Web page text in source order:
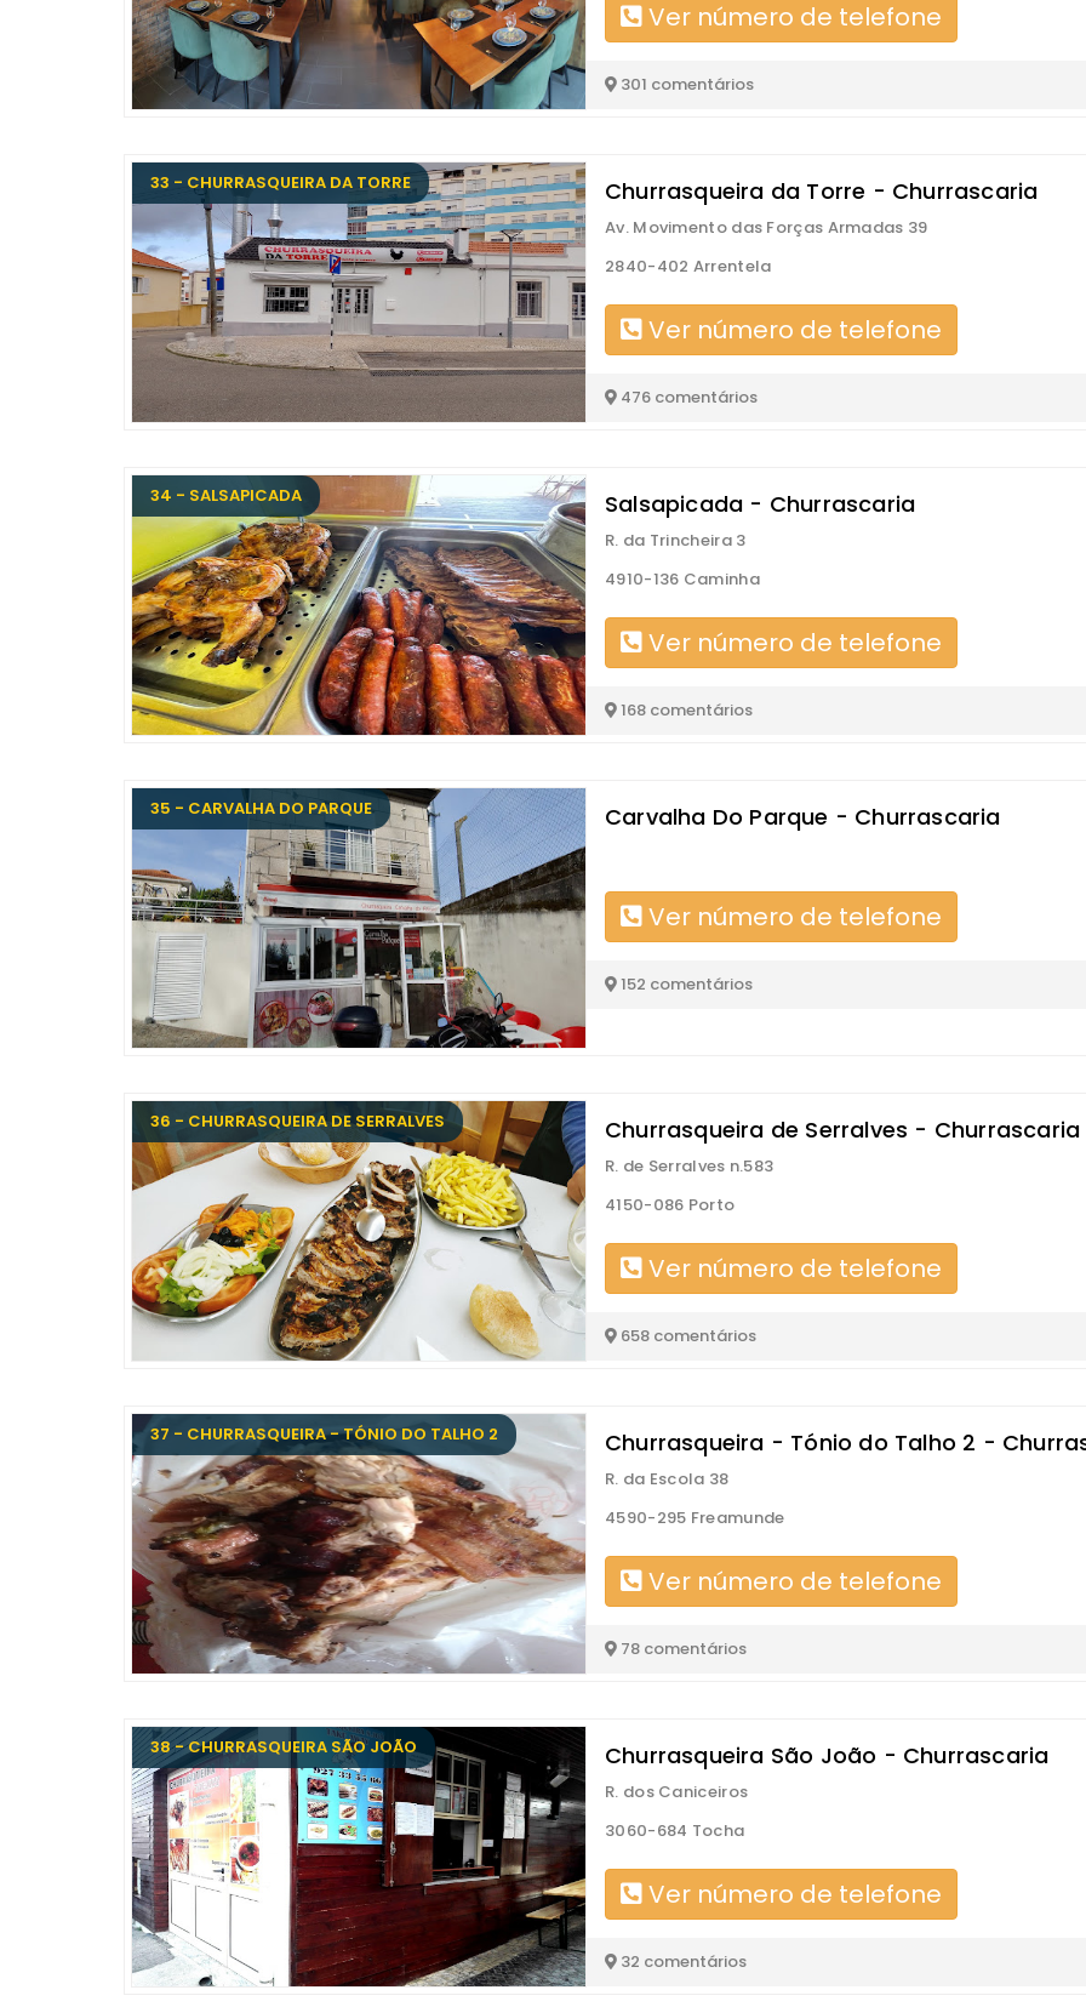
Ver número de telefone
301 comentários
33 - CHURRASQUEIRA DA TORRE Churrasqueira da Torre - Churrascaria
Av. Movimento das Forças Armadas 39
2840-402 Arrentela
Ver número de telefone
476 comentários
34 - SALSAPICADA Salsapicada - Churrascaria
R. da Trincheira 3
4910-136 Caminha
Ver número de telefone
168 comentários
35 - CARVALHA DO PARQUE Carvalha Do Parque - Churrascaria
Ver número de telefone
152 comentários
36 - CHURRASQUEIRA DE SERRALVES Churrasqueira de Serralves - Churrascaria
R. de Serralves n.583
4150-086 Porto
Ver número de telefone
658 comentários
37 - CHURRASQUEIRA - TÓNIO DO TALHO 2 Churrasqueira - Tónio do Talho 2 -
R. da Escola 38
4590-295 Freamunde
Ver número de telefone
78 comentários
38 - CHURRASQUEIRA SÃO JOÃO Churrasqueira São João - Churrascaria
R. dos Caniceiros
3060-684 Tocha
Ver número de telefone
32 comentários